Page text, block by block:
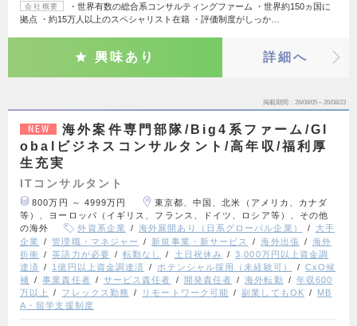
会社概要
・世界有数の総合系コンサルティングファーム ・世界約150ヵ国に
拠点 ・約15万人以上のスペシャリスト在籍 ・評価制度がしっか…
興味あり 詳細へ
掲載期間 26/08/05～26/08/23
NEW
海外案件専門部隊/Big4系ファーム/Gl
obalビジネスコンサルタント/高年収/福利厚
生充実
ITコンサルタント
800万円 ～ 4999万円
東京都、中国、北米（アメリカ、カナダ
等）、ヨーロッパ（イギリス、フランス、ドイツ、ロシア等）、その他
の海外
外資系企業 海外展開あり（日系グローバル企業）
大手
企業
管理職・マネジャー 新規事業・新サービス 海外出張
海外
折衝
英語力が必要 転勤なし 土日祝休み
3,000万円以上資金調
達済
1億円以上資金調達済 ポテンシャル採用（未経験可）
CxO候
補
事業責任者 サービス責任者 開発責任者 海外転勤
年収600
万以上
フレックス勤務 リモートワーク可能 副業してもOK
MB
A・留学支援制度